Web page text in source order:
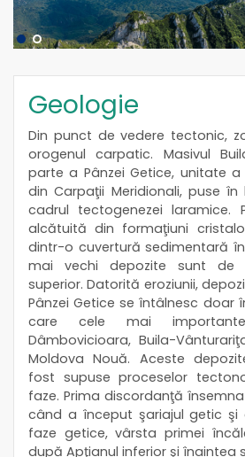
Geologie
Din punct de vedere tectonic,
orogenul carpatic. Masivul
parte a Pânzei Getice, unitate a
din Carpaţii Meridionali, puse
cadrul tectogenezei laramice.
alcătuită din formaţiuni
dintr-o cuvertură sedimentară
mai vechi depozite sunt de
superior. Datorită eroziunii,
Pânzei Getice se întâlnesc doar
care cele mai
Dâmbovicioara, Buila-
Moldova Nouă. Aceste
fost supuse proceselor
faze. Prima discordanţă
când a început şariajul getic şi
faze getice, vârsta primei
după Apţianul inferior şi înaintea